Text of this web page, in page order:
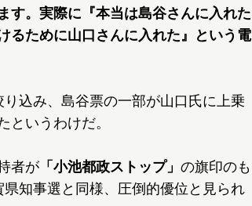
す。実際に『本当は島谷さんに入れた
るために山口さんに入れた』という電
込み、島谷票の一部が山口氏に上乗
というわけだ。
者が 「小池都政ストップ」 の旗印のも
知事選と同様、圧倒的優位と見られ